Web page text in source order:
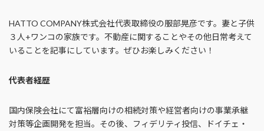
HATTO COMPANY株式会社代表取締役の服部晃彦です。妻と子供
３人+ワンコの家族です。不動産に関することやその他日常考えて
いることを記事にしています。ぜひお楽しみください！
代表者経歴
国内保険会社にて富裕層向けの相続対策や経営者向けの事業承継
対策等企画開発を担当。その後、フィデリティ投信、ドイチェ・